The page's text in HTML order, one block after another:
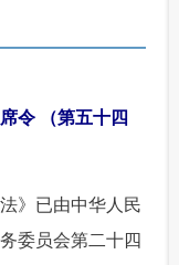
令 （第五十四
》已由中华人民
委员会第二十四